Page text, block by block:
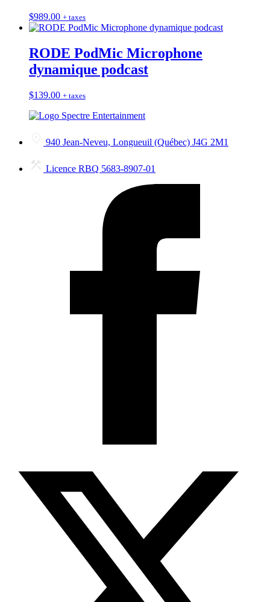
$989.00 + taxes
RODE PodMic Microphone
dynamique podcast
$139.00 + taxes
940 Jean-Neveu, Longueuil (Québec) J4G 2M1
Licence RBQ 5683-8907-01